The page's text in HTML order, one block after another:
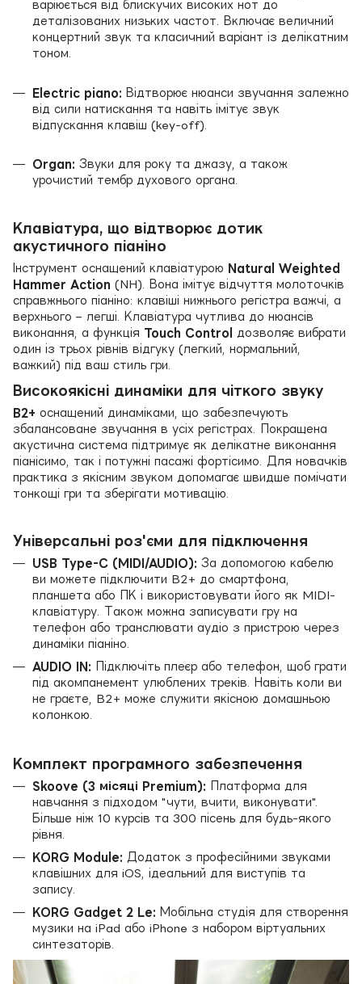
варіюється від блискучих високих нот до
деталізованих низьких частот. Включає величний
концертний звук та класичний варіант із делікатним
тоном.
Electric piano: Відтворює нюанси звучання залежно
від сили натискання та навіть імітує звук
відпускання клавіш (key-off).
Organ: Звуки для року та джазу, а також
урочистий тембр духового органа.
Клавіатура, що відтворює дотик
акустичного піаніно
Інструмент оснащений клавіатурою Natural Weighted
Hammer Action (NH). Вона імітує відчуття молоточків
справжнього піаніно: клавіші нижнього регістра важчі, а
верхнього – легші. Клавіатура чутлива до нюансів
виконання, а функція Touch Control
дозволяє вибрати
один із трьох рівнів відгуку (легкий, нормальний,
важкий) під ваш стиль гри.
Високоякісні динаміки для чіткого звуку
B2+ оснащений динаміками, що забезпечують
збалансоване звучання в усіх регістрах. Покращена
акустична система підтримує як делікатне виконання
піанісимо, так і потужні пасажі фортісимо. Для новачків
практика з якісним звуком допомагає швидше помічати
тонкощі гри та зберігати мотивацію.
Універсальні роз'єми для підключення
USB Type-C (MIDI/AUDIO): За допомогою кабелю
ви можете підключити B2+ до смартфона,
планшета або ПК і використовувати його як MIDI-
клавіатуру. Також можна записувати гру на
телефон або транслювати аудіо з пристрою через
динаміки піаніно.
AUDIO IN: Підключіть плеєр або телефон, щоб грати
під акомпанемент улюблених треків. Навіть коли ви
не граєте, B2+ може служити якісною домашньою
колонкою.
Комплект програмного забезпечення
Skoove (3 місяці Premium): Платформа для
навчання з підходом "чути, вчити, виконувати".
Більше ніж 10 курсів та 300 пісень для будь-якого
рівня.
KORG Module: Додаток з професійними звуками
клавішних для iOS, ідеальний для виступів та
запису.
KORG Gadget 2 Le: Мобільна студія для створення
музики на iPad або iPhone з набором віртуальних
синтезаторів.